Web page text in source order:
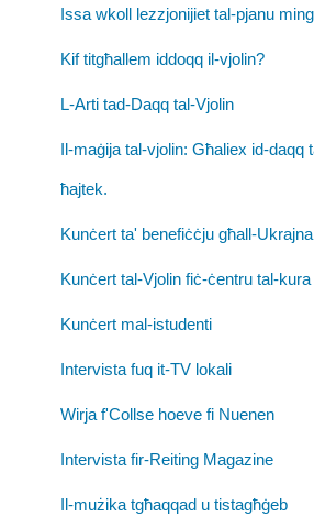
Issa wkoll lezzjonijiet tal-pjanu
Kif titgħallem iddoqq il-vjolin?
L-Arti tad-Daqq tal-Vjolin
Il-maġija tal-vjolin: Għaliex id-daqq
ħajtek.
Kunċert ta' benefiċċju għall-Ukrajna
Kunċert tal-Vjolin fiċ-ċentru tal-
Kunċert mal-istudenti
Intervista fuq it-TV lokali
Wirja f'Collse hoeve fi Nuenen
Intervista fir-Reiting Magazine
Il-mużika tgħaqqad u tistagħġeb